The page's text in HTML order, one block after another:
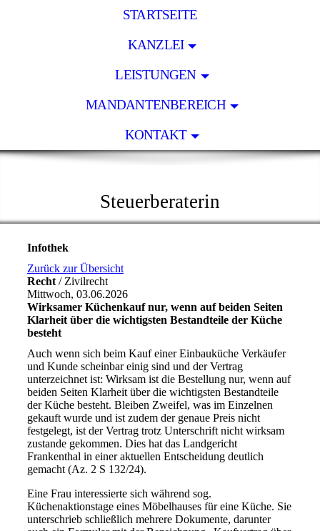
STARTSEITE
KANZLEI
LEISTUNGEN
MANDANTENBEREICH
KONTAKT
Steuerberaterin
Infothek
Zurück zur Übersicht
Recht/ Zivilrecht
Mittwoch, 03.06.2026
Wirksamer Küchenkauf nur, wenn auf beiden Seiten
Klarheit über die wichtigsten Bestandteile der Küche
besteht
Auch wenn sich beim Kauf einer Einbauküche Verkäufer
und Kunde scheinbar einig sind und der Vertrag
unterzeichnet ist: Wirksam ist die Bestellung nur, wenn auf
beiden Seiten Klarheit über die wichtigsten Bestandteile
der Küche besteht. Bleiben Zweifel, was im Einzelnen
gekauft wurde und ist zudem der genaue Preis nicht
festgelegt, ist der Vertrag trotz Unterschrift nicht wirksam
zustande gekommen. Dies hat das Landgericht
Frankenthal in einer aktuellen Entscheidung deutlich
gemacht (Az. 2 S 132/24).
Eine Frau interessierte sich während sog.
Küchenaktionstage eines Möbelhauses für eine Küche. Sie
unterschrieb schließlich mehrere Dokumente, darunter